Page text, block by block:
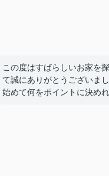
この度はすばらしいお家を
て誠にありがとうございま
始めて何をポイントに決め